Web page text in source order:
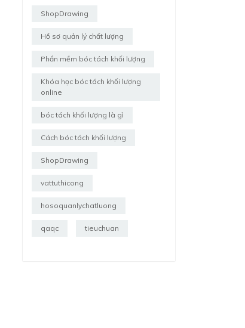
ShopDrawing
Hồ sơ quản lý chất lượng
Phần mềm bóc tách khối lượng
Khóa học bóc tách khối lượng
online
bóc tách khối lượng là gì
Cách bóc tách khối lượng
ShopDrawing
vattuthicong
hosoquanlychatluong
qaqc tieuchuan